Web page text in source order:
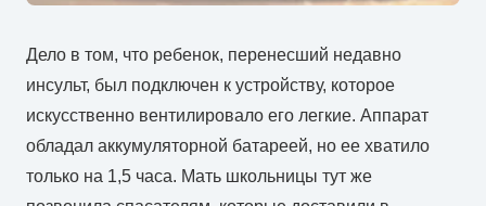
Дело в том, что ребенок, перенесший недавно
инсульт, был подключен к устройству, которое
искусственно вентилировало его легкие. Аппарат
обладал аккумуляторной батареей, но ее хватило
только на 1,5 часа. Мать школьницы тут же